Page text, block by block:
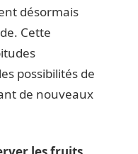
désormais
Cette
possibilités de
de nouveaux